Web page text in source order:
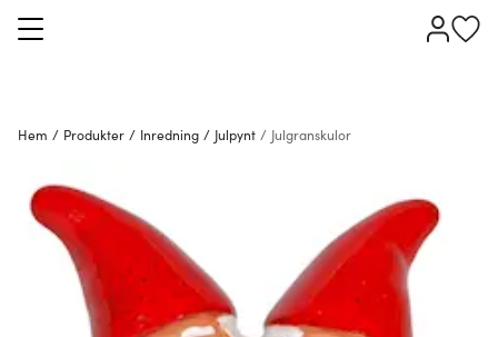
Hem / Produkter / Inredning / Julpynt / Julgranskulor